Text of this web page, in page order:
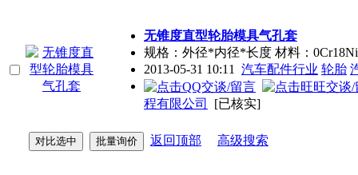
无锥度直型轮胎模具气孔套
规格：外径*内径*长度 材料：
2013-05-31 10:11 汽车配件行业 轮胎
程有限公司 [已核实]
返回顶部 高级搜索